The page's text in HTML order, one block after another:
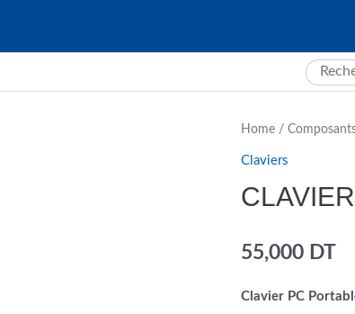
Search
for:
Home/
Claviers
55,000 DT
Clavier PC